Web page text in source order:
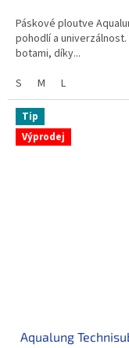
Páskové ploutve
pohodlí a
botami, díky...
S
M L
Tip
Výprodej
Aqualung